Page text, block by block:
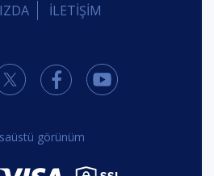
İLETİŞİM
görünüm